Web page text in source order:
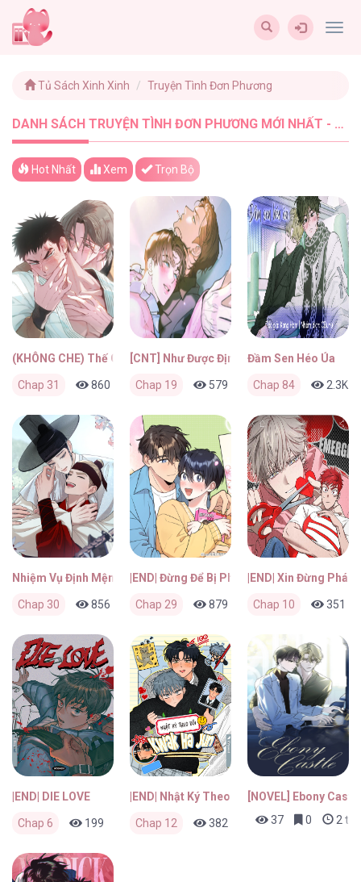
Tủ Sách Xinh Xinh Truyện Tình Đơn Phương
DANH SÁCH TRUYỆN TÌNH ĐƠN PHƯƠNG MỚI NHẤT - TUSACHXINHXINH (10)
Hot Nhất Xem Trọn Bộ
(KHÔNG CHE) Thế Giới Của Tôi
Chap 31 860 0 15 giờ trước
[CNT] Như Được Định Sẵn
Chap 19 579 0 16 giờ trước
Đầm Sen Héo Úa
Chap 84 2.3K
Nhiệm Vụ Định Mệnh
Chap 30 856 0 2 tháng trước
|END| Đừng Để Bị Phát Hiện!!
Chap 29 879 0 2 tháng trước
|END| Xin Đừng Phá
Chap 10 351
|END| DIE LOVE
Chap 6 199 2 tháng trước
|END| Nhật Ký Theo Dõi Kwak Ha Jun
Chap 12 382 0 2 tháng trước
[NOVEL] Ebony Castle
37
0 2